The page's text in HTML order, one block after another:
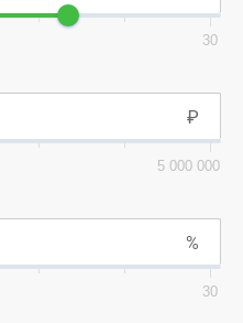
30
5 000 000
30